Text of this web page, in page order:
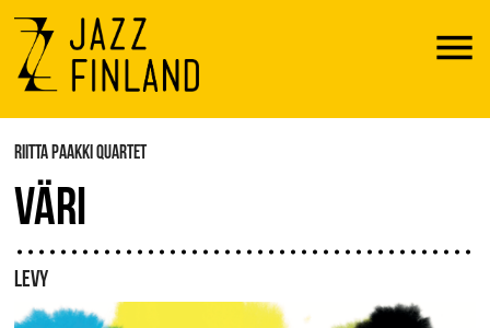
Menu
RIITTA PAAKKI QUARTET
VÄRI
LEVY